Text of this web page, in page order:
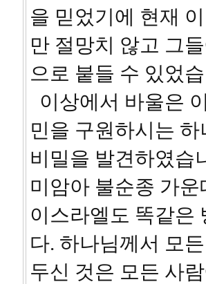
을 믿었기에 현재
만 절망치 않고 그
으로 붙들 수 있었
이상에서 바울은
민을 구원하시는
비밀을 발견하였습
미암아 불순종 가
이스라엘도 똑같은
다. 하나님께서 모
두신 것은 모든 사